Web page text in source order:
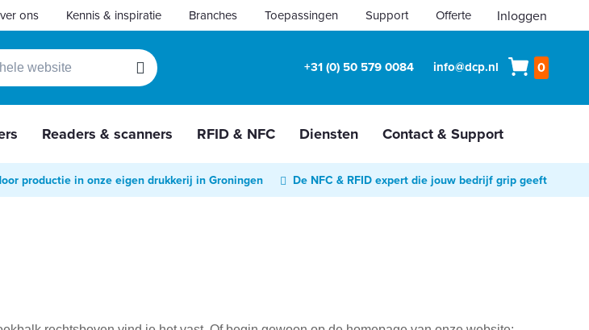
Inloggen
ons Kennis & inspiratie Branches Toepassingen Support Offerte
Zoek +31 (0) 50 579 0084 info@dcp.nl 0
Readers & scanners RFID & NFC Diensten Contact & Support
productie in onze eigen drukkerij in Groningen De NFC & RFID expert die jouw bedrijf grip geeft